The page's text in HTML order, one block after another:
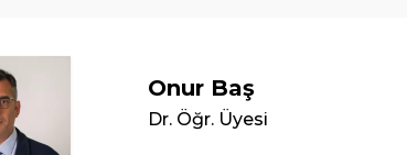
Onur Baş
Dr. Öğr. Üyesi